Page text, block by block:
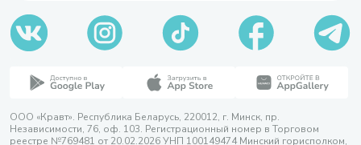
ООО «Кравт». Республика Беларусь, 220012, г. Минск, пр.
Независимости, 76, оф. 103. Регистрационный номер в Торговом
реестре №769481 от 20.02.2026 УНП 100149474 Минский горисполком,